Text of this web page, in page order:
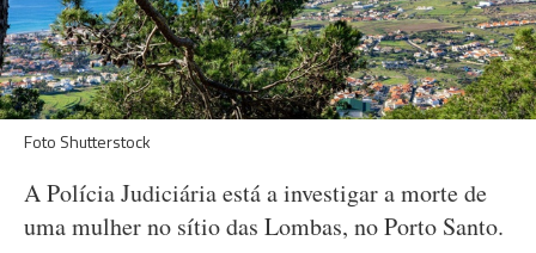
Foto Shutterstock
A Polícia Judiciária está a investigar a morte de
uma mulher no sítio das Lombas, no Porto Santo.